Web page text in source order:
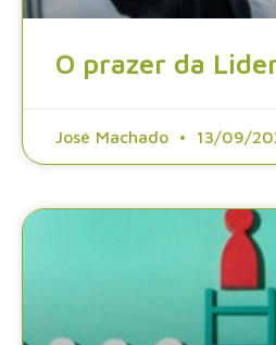
O prazer da
José Machado 13/09/